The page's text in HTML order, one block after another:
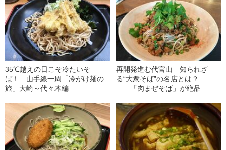
35℃越えの日こそ冷たいそ
ば！ 山手線一周「冷がけ麺の
旅」大崎～代々木編
再開発進む代官山 知られざ
る“大衆そば”の名店とは？
――「肉まぜそば」が絶品